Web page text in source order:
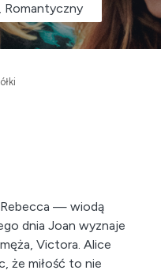
Romantyczny
Rebecca — wiodą
dnia Joan wyznaje
Victora. Alice
że miłość to nie